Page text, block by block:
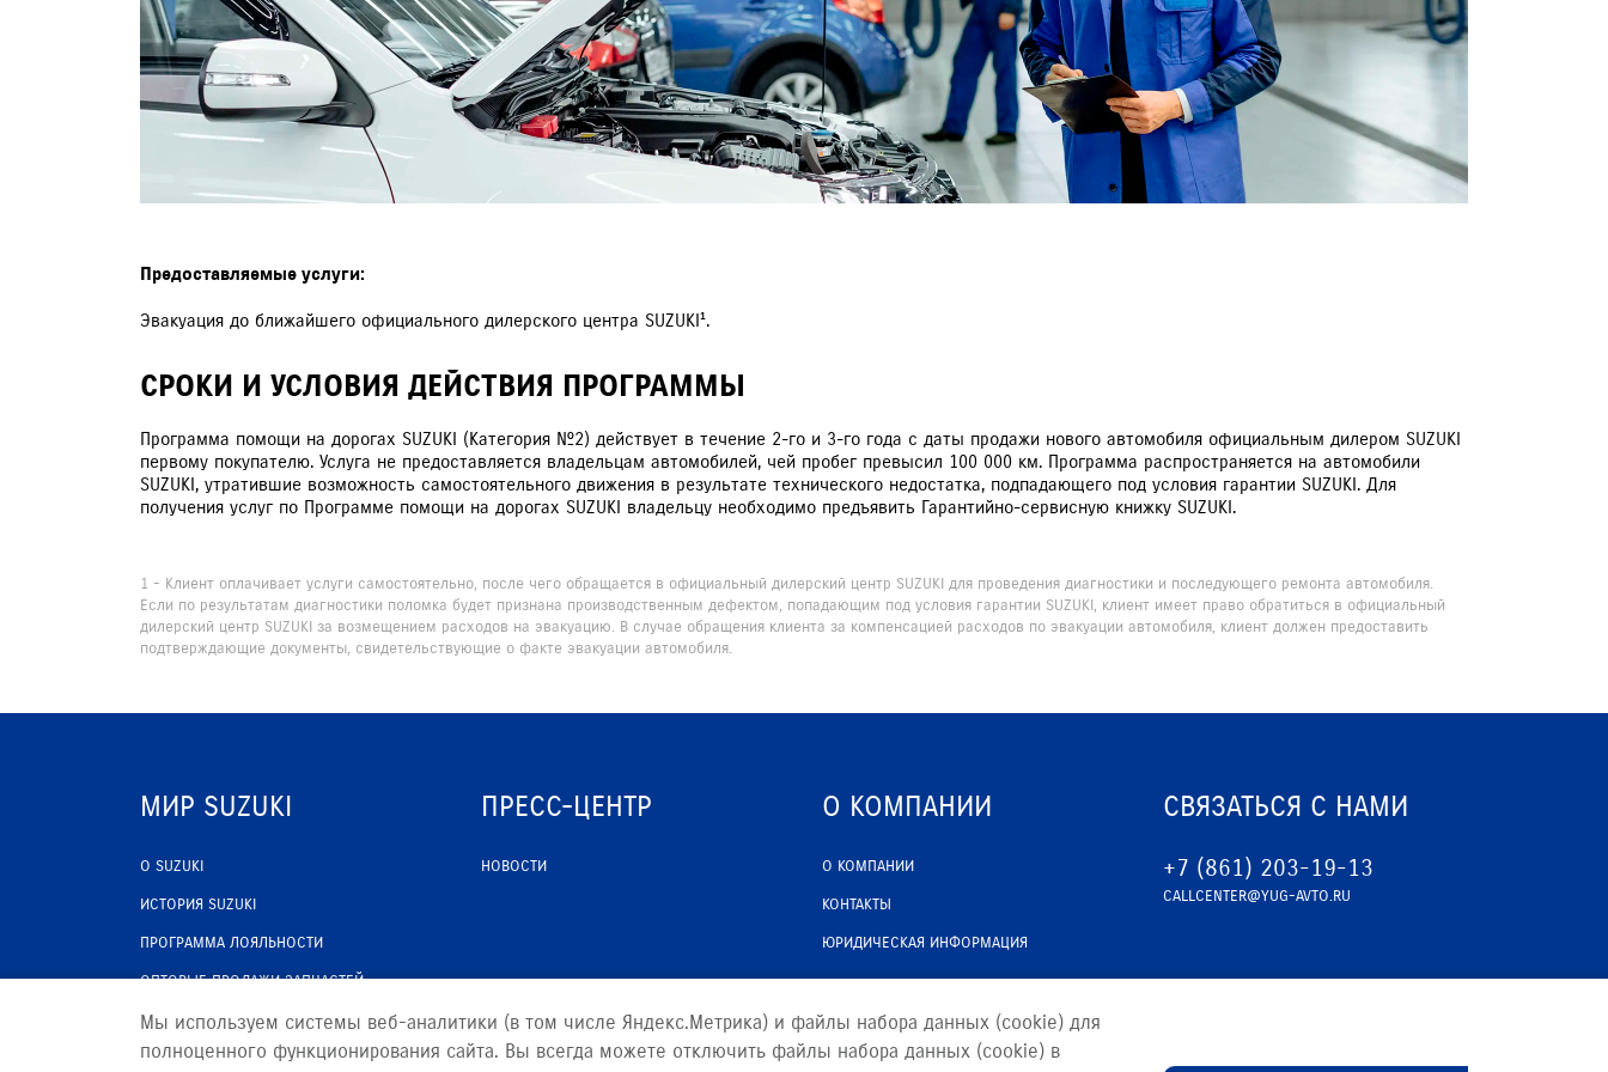
JIMNY
ЗАПИСЬ НА ТО РАССЧИТАТЬ ТО СЕРВИСНЫЕ КАМПАНИИ
Предоставляемые услуги:
Эвакуация до ближайшего официального дилерского центра SUZUKI¹.
СРОКИ И УСЛОВИЯ ДЕЙСТВИЯ ПРОГРАММЫ
Программа помощи на дорогах SUZUKI (Категория №2) действует в течение 2-го и 3-го года с даты продажи нового автомобиля официальным дилером SUZUKI
первому покупателю. Услуга не предоставляется владельцам автомобилей, чей пробег превысил 100 000 км. Программа распространяется на автомобили
SUZUKI, утратившие возможность самостоятельного движения в результате технического недостатка, подпадающего под условия гарантии SUZUKI. Для
получения услуг по Программе помощи на дорогах SUZUKI владельцу необходимо предъявить Гарантийно-сервисную книжку SUZUKI.
1 - Клиент оплачивает услуги самостоятельно, после чего обращается в официальный дилерский центр SUZUKI для проведения диагностики и последующего ремонта автомобиля.
Если по результатам диагностики поломка будет признана производственным дефектом, попадающим под условия гарантии SUZUKI, клиент имеет право обратиться в официальный
дилерский центр SUZUKI за возмещением расходов на эвакуацию. В случае обращения клиента за компенсацией расходов по эвакуации автомобиля, клиент должен предоставить
подтверждающие документы, свидетельствующие о факте эвакуации автомобиля.
МИР SUZUKI
О SUZUKI
ИСТОРИЯ SUZUKI
ПРОГРАММА ЛОЯЛЬНОСТИ
ОПТОВЫЕ ПРОДАЖИ ЗАПЧАСТЕЙ
ПРЕСС-ЦЕНТР
НОВОСТИ
О КОМПАНИИ
О КОМПАНИИ
КОНТАКТЫ
ЮРИДИЧЕСКАЯ ИНФОРМАЦИЯ
СВЯЗАТЬСЯ С НАМИ
+7 (861) 203-19-13
CALLCENTER@YUG-AVTO.RU
Мы используем системы веб-аналитики (в том числе Яндекс.Метрика) и файлы набора данных (cookie) для
полноценного функционирования сайта. Вы всегда можете отключить файлы набора данных (cookie) в